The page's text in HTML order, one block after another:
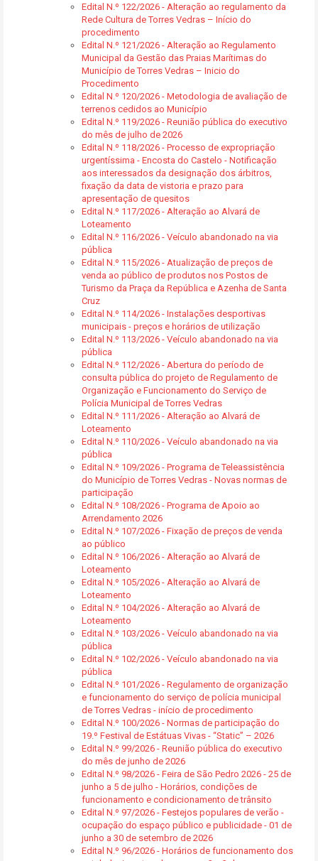
Edital N.º 122/2026 - Alteração ao regulamento da
Rede Cultura de Torres Vedras – Início do
procedimento
Edital N.º 121/2026 - Alteração ao Regulamento
Municipal da Gestão das Praias Marítimas do
Município de Torres Vedras – Inicio do
Procedimento
Edital N.º 120/2026 - Metodologia de avaliação de
terrenos cedidos ao Município
Edital N.º 119/2026 - Reunião pública do executivo
do mês de julho de 2026
Edital N.º 118/2026 - Processo de expropriação
urgentíssima - Encosta do Castelo - Notificação
aos interessados da designação dos árbitros,
fixação da data de vistoria e prazo para
apresentação de quesitos
Edital N.º 117/2026 - Alteração ao Alvará de
Loteamento
Edital N.º 116/2026 - Veículo abandonado na via
pública
Edital N.º 115/2026 - Atualização de preços de
venda ao público de produtos nos Postos de
Turismo da Praça da República e Azenha de Santa
Cruz
Edital N.º 114/2026 - Instalações desportivas
municipais - preços e horários de utilização
Edital N.º 113/2026 - Veículo abandonado na via
pública
Edital N.º 112/2026 - Abertura do período de
consulta pública do projeto de Regulamento de
Organização e Funcionamento do Serviço de
Polícia Municipal de Torres Vedras
Edital N.º 111/2026 - Alteração ao Alvará de
Loteamento
Edital N.º 110/2026 - Veículo abandonado na via
pública
Edital N.º 109/2026 - Programa de Teleassistência
do Município de Torres Vedras - Novas normas de
participação
Edital N.º 108/2026 - Programa de Apoio ao
Arrendamento 2026
Edital N.º 107/2026 - Fixação de preços de venda
ao público
Edital N.º 106/2026 - Alteração ao Alvará de
Loteamento
Edital N.º 105/2026 - Alteração ao Alvará de
Loteamento
Edital N.º 104/2026 - Alteração ao Alvará de
Loteamento
Edital N.º 103/2026 - Veículo abandonado na via
pública
Edital N.º 102/2026 - Veículo abandonado na via
pública
Edital N.º 101/2026 - Regulamento de organização
e funcionamento do serviço de polícia municipal
de Torres Vedras - início de procedimento
Edital N.º 100/2026 - Normas de participação do
19.º Festival de Estátuas Vivas - “Static” – 2026
Edital N.º 99/2026 - Reunião pública do executivo
do mês de junho de 2026
Edital N.º 98/2026 - Feira de São Pedro 2026 - 25 de
junho a 5 de julho - Horários, condições de
funcionamento e condicionamento de trânsito
Edital N.º 97/2026 - Festejos populares de verão -
ocupação do espaço público e publicidade - 01 de
junho a 30 de setembro de 2026
Edital N.º 96/2026 - Horários de funcionamento dos